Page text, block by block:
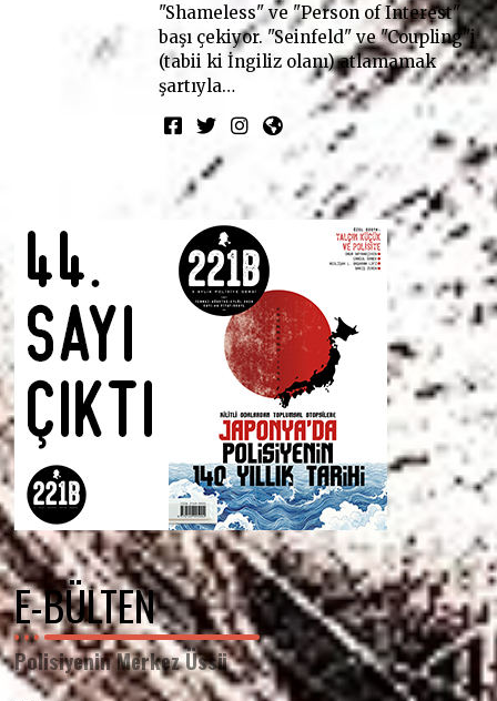
"Shameless" ve "Person of Interest"
başı çekiyor. "Seinfeld" ve "Coupling"i
(tabii ki İngiliz olanı) atlamamak
şartıyla…
E-BÜLTEN
Polisiyenin Merkez Üssü